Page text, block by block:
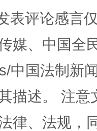
场表评论感言
媒、中国全
中国法制新
描述。 注
律、法规，